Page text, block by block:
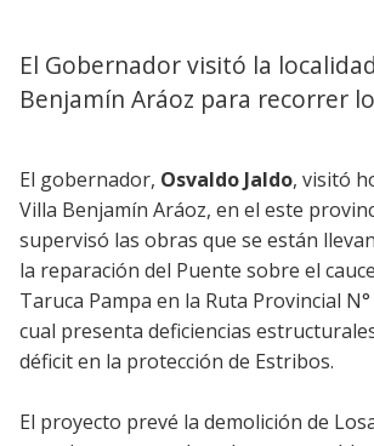
El Gobernador visitó la
Benjamín Aráoz para recorrer
El gobernador, Osvaldo Jaldo, visitó
Villa Benjamín Aráoz, en el este
supervisó las obras que se están
la reparación del Puente sobre el
Taruca Pampa en la Ruta Provincial N°
cual presenta deficiencias
déficit en la protección de Estribos.
El proyecto prevé la demolición de